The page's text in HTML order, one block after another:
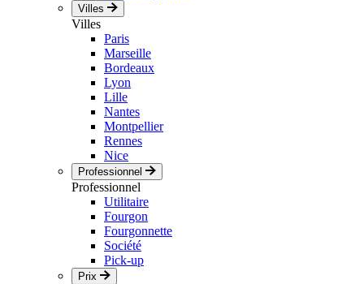
Villes
Villes
Paris
Marseille
Bordeaux
Lyon
Lille
Nantes
Montpellier
Rennes
Nice
Professionnel
Professionnel
Utilitaire
Fourgon
Fourgonnette
Société
Pick-up
Prix